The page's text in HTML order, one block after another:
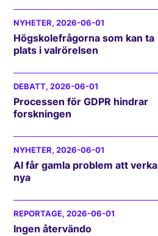
NYHETER, 2026-06-01
Högskolefrågorna som kan ta
plats i valrörelsen
DEBATT, 2026-06-01
Processen för GDPR hindrar
forskningen
NYHETER, 2026-06-01
AI får gamla problem att verka
nya
REPORTAGE, 2026-06-01
Ingen återvändo